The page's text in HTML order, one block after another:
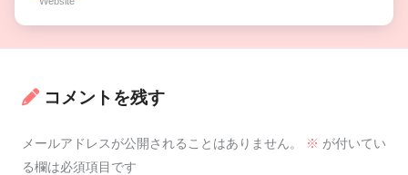
コメントを残す
メールアドレスが公開されることはありません。 ※ が付いてい
る欄は必須項目です